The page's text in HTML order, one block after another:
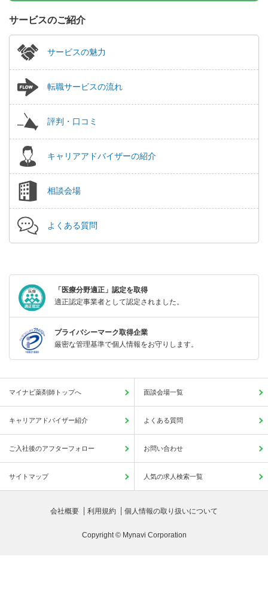
サービスのご紹介
サービスの魅力
転職サービスの流れ
評判・口コミ
キャリアアドバイザーの紹介
相談会場
よくある質問
「医療分野適正」認定を取得
適正認定事業者として認定されました。
プライバシーマーク取得企業
厳密な管理基準で個人情報をお守りします。
マイナビ薬剤師トップへ 面談会場一覧
キャリアアドバイザー紹介 よくある質問
ご入社後のアフターフォロー お問い合わせ
サイトマップ 人気の求人検索一覧
会社概要 利用規約 個人情報の取り扱いについて
Copyright © Mynavi Corporation